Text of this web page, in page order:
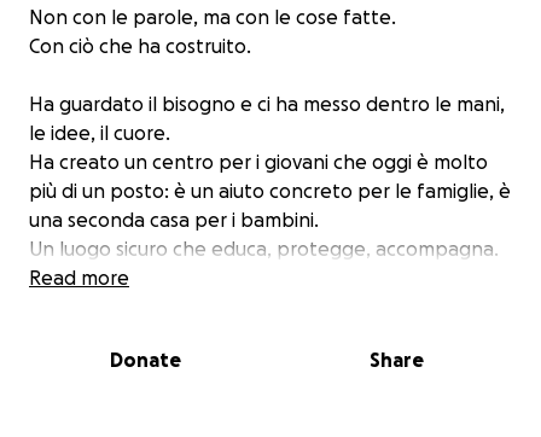
Non con le parole, ma con le cose fatte.
Con ciò che ha costruito.
Ha guardato il bisogno e ci ha messo dentro le mani,
le idee, il cuore.
Ha creato un centro per i giovani che oggi è molto
più di un posto: è un aiuto concreto per le famiglie, è
una seconda casa per i bambini.
Un luogo sicuro che educa, protegge, accompagna.
Un luogo pieno di grida, sorrisi, di possibilità, di
Non cercava visibilità. Cercava soluzioni. E ci è riuscito.
Read more
Donate Share